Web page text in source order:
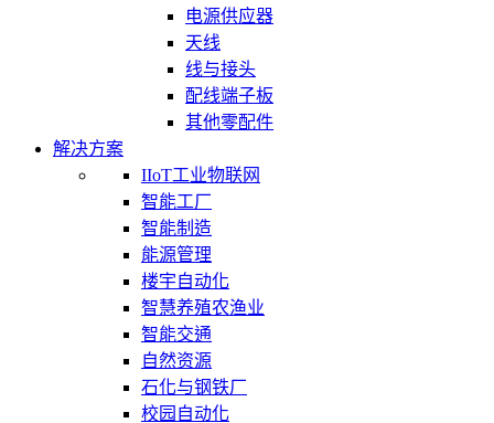
电源供应器
天线
线与接头
配线端子板
其他零配件
解决方案
IIoT工业物联网
智能工厂
智能制造
能源管理
楼宇自动化
智慧养殖农渔业
智能交通
自然资源
石化与钢铁厂
校园自动化